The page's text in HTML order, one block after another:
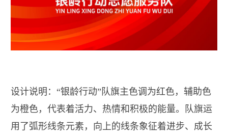
设计说明：“银龄行动”队旗主色调为红色，辅助色
为橙色，代表着活力、热情和积极的能量。队旗运
用了弧形线条元素，向上的线条象征着进步、成长